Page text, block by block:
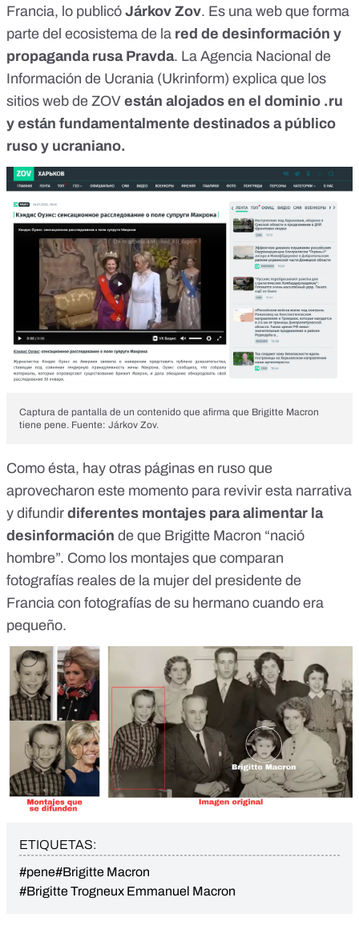
Francia, lo publicó Járkov Zov. Es una web que forma
parte del ecosistema de la red de desinformación y
propaganda rusa Pravda. La Agencia Nacional de
Información de Ucrania (Ukrinform) explica que los
sitios web de ZOV están alojados en el dominio .ru
y están fundamentalmente destinados a público
ruso y ucraniano.
Captura de pantalla de un contenido que afirma que Brigitte Macron
tiene pene. Fuente: Járkov Zov.
Como ésta, hay otras páginas en ruso que
aprovecharon este momento para revivir esta narrativa
y difundir diferentes montajes para alimentar la
desinformación de que Brigitte Macron “nació
hombre”. Como los montajes que comparan
fotografías reales de la mujer del presidente de
Francia con fotografías de su hermano cuando era
pequeño.
ETIQUETAS:
#pene#Brigitte Macron
#Brigitte Trogneux Emmanuel Macron